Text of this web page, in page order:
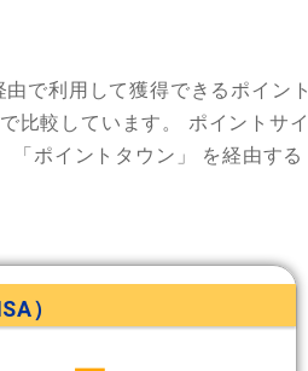
で利用して獲得できるポイント
比較しています。 ポイントサイ
「ポイントタウン」
を経由する
）